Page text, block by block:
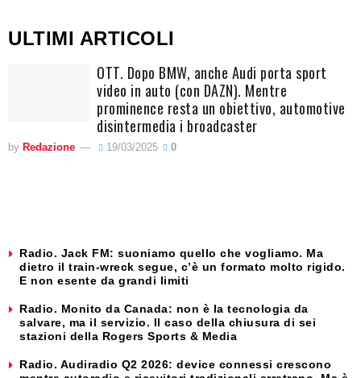
ULTIMI ARTICOLI
OTT. Dopo BMW, anche Audi porta sport
video in auto (con DAZN). Mentre
prominence resta un obiettivo, automotive
disintermedia i broadcaster
by Redazione 19/03/2025 0
Radio. Jack FM: suoniamo quello che vogliamo. Ma
dietro il train-wreck segue, c’è un formato molto rigido.
E non esente da grandi limiti
Radio. Monito da Canada: non è la tecnologia da
salvare, ma il servizio. Il caso della chiusura di sei
stazioni della Rogers Sports & Media
Radio. Audiradio Q2 2026: device connessi crescono